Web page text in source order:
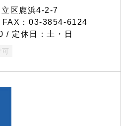
区鹿浜4-2-7
：03-3854-6124
/ 定休日：土・日
可